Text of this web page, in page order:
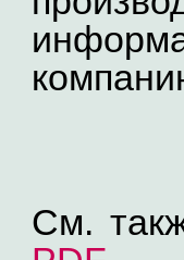
См.